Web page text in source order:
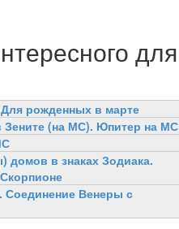
для
рожденных в марте
Зените (на МС). Юпитер на МС
в знаках Зодиака.
Соединение Венеры с